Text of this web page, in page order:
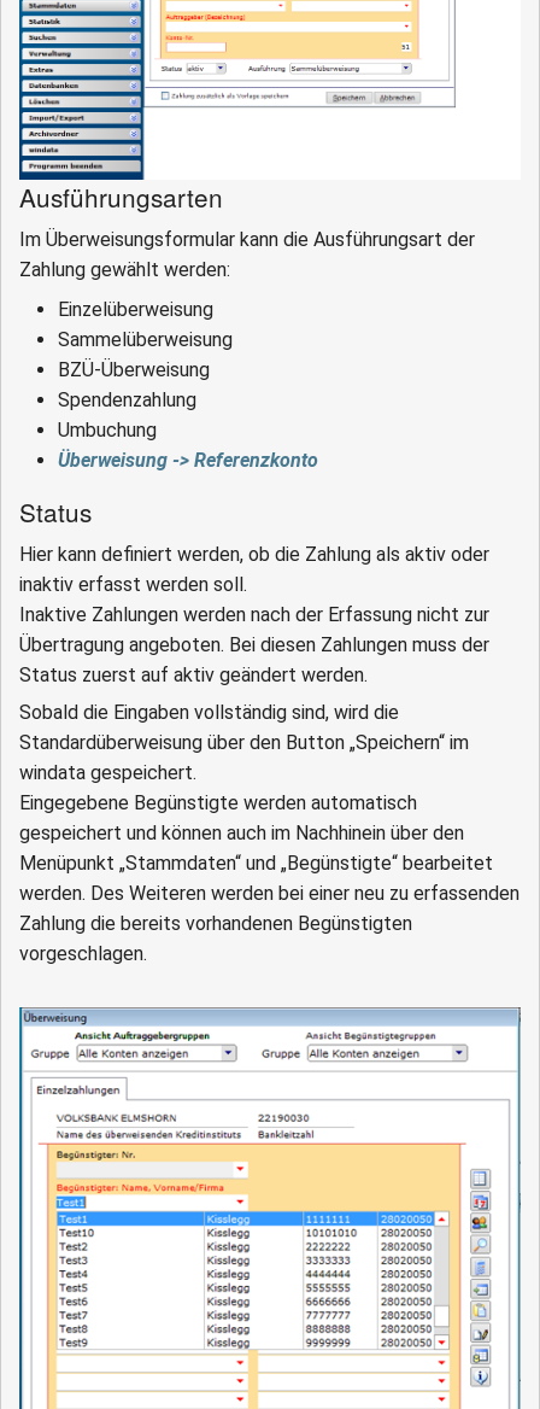
Ausführungsarten
Im Überweisungsformular kann die Ausführungsart der
Zahlung gewählt werden:
Einzelüberweisung
Sammelüberweisung
BZÜ-Überweisung
Spendenzahlung
Umbuchung
Überweisung -> Referenzkonto
Status
Hier kann definiert werden, ob die Zahlung als aktiv oder
inaktiv erfasst werden soll.
Inaktive Zahlungen werden nach der Erfassung nicht zur
Übertragung angeboten. Bei diesen Zahlungen muss der
Status zuerst auf aktiv geändert werden.
Sobald die Eingaben vollständig sind, wird die
Standardüberweisung über den Button „Speichern“ im
windata gespeichert.
Eingegebene Begünstigte werden automatisch
gespeichert und können auch im Nachhinein über den
Menüpunkt „Stammdaten“ und „Begünstigte“ bearbeitet
werden. Des Weiteren werden bei einer neu zu erfassenden
Zahlung die bereits vorhandenen Begünstigten
vorgeschlagen.